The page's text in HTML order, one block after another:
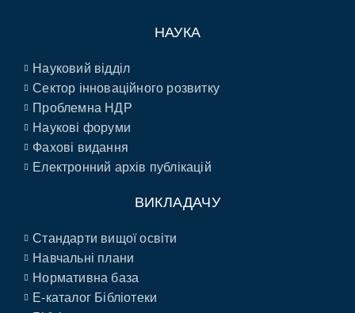
НАУКА
Науковий відділ
Сектор інноваційного розвитку
Проблемна НДР
Наукові форуми
Фахові видання
Електронний архів публікацій
ВИКЛАДАЧУ
Стандарти вищої освіти
Навчальні плани
Нормативна база
E-каталог Бібліотеки